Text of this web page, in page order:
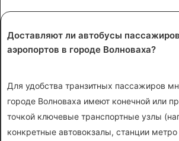
Доставляют ли автобусы
аэропортов в городе Волноваха?
Для удобства транзитных пассажиров
городе Волноваха имеют конечной или
точкой ключевые транспортные узлы
конкретные автовокзалы, станции